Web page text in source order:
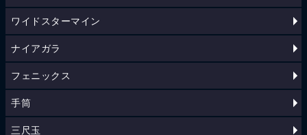
ワイドスターマイン
ナイアガラ
フェニックス
手筒
三尺玉